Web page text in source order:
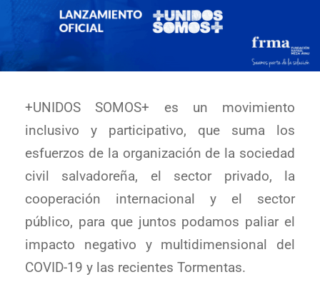
+UNIDOS SOMOS+ es un movimiento
inclusivo y participativo, que suma los
esfuerzos de la organización de la sociedad
civil salvadoreña, el sector privado, la
cooperación internacional y el sector
público, para que juntos podamos paliar el
impacto negativo y multidimensional del
COVID-19 y las recientes Tormentas.